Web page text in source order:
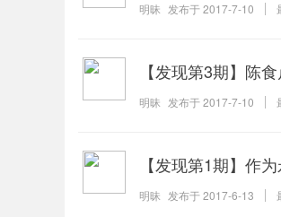
明昧 发布于2017-7-10
【发现第3期】陈
明昧 发布于2017-7-10
【发现第1期】作
明昧 发布于2017-6-13